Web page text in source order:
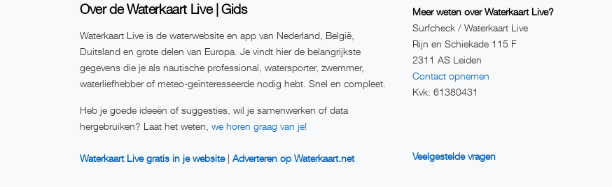
Over de Waterkaart Live | Gids
Waterkaart Live is de waterwebsite en app van Nederland, België,
Duitsland en grote delen van Europa. Je vindt hier de belangrijkste
gegevens die je als nautische professional, watersporter, zwemmer,
waterliefhebber of meteo-geïnteresseerde nodig hebt. Snel en compleet.
Heb je goede ideeën of suggesties, wil je samenwerken of data
hergebruiken? Laat het weten, we horen graag van je!
Waterkaart Live gratis in je website| Adverteren op Waterkaart.net
Meer weten over Waterkaart Live?
Surfcheck / Waterkaart Live
Rijn en Schiekade 115 F
2311 AS Leiden
Contact opnemen
Kvk: 61380431
Veelgestelde vragen